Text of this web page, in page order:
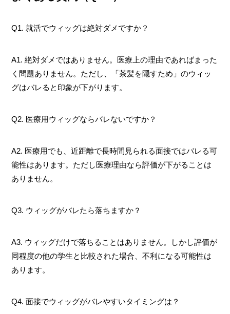
Q1. 就活でウィッグは絶対ダメですか？
A1. 絶対ダメではありません。医療上の理由であればまった
く問題ありません。ただし、「茶髪を隠すため」のウィッ
グはバレると印象が下がります。
Q2. 医療用ウィッグならバレないですか？
A2. 医療用でも、近距離で長時間見られる面接ではバレる可
能性はあります。ただし医療理由なら評価が下がることは
ありません。
Q3. ウィッグがバレたら落ちますか？
A3. ウィッグだけで落ちることはありません。しかし評価が
同程度の他の学生と比較された場合、不利になる可能性は
あります。
Q4. 面接でウィッグがバレやすいタイミングは？